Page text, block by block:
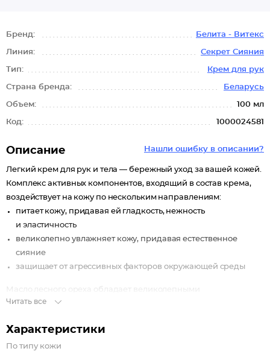
Бренд: Белита - Витекс
Линия: Секрет Сияния
Тип: Крем для рук
Страна бренда: Беларусь
Объем: 100 мл
Код: 1000024581
Нашли ошибку в описании?
Описание
Легкий крем для рук и тела — бережный уход за вашей кожей.
Комплекс активных компонентов, входящий в состав крема,
воздействует на кожу по нескольким направлениям:
питает кожу, придавая ей гладкость, нежность
и эластичность
великолепно увлажняет кожу, придавая естественное
сияние
защищает от агрессивных факторов окружающей среды
Масло лесного ореха обладает великолепными
увлажняющими и смягчающими свойствами, восстанавливает
Побалуйте вашу кожу легким кремом для рук и тела
Читать все
Характеристики
По типу кожи